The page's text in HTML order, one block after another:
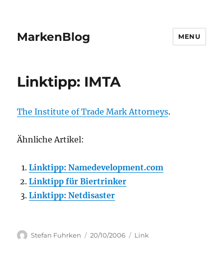
MarkenBlog MENU
Linktipp: IMTA
The Institute of Trade Mark Attorneys.
Ähnliche Artikel:
Linktipp: Namedevelopment.com
Linktipp für Biertrinker
Linktipp: Netdisaster
Author
Stefan Fuhrken
Posted
20/10/2006 Categories
Link